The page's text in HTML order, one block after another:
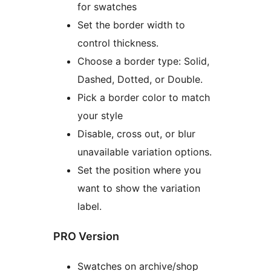
for swatches
Set the border width to
control thickness.
Choose a border type: Solid,
Dashed, Dotted, or Double.
Pick a border color to match
your style
Disable, cross out, or blur
unavailable variation options.
Set the position where you
want to show the variation
label.
PRO Version
Swatches on archive/shop